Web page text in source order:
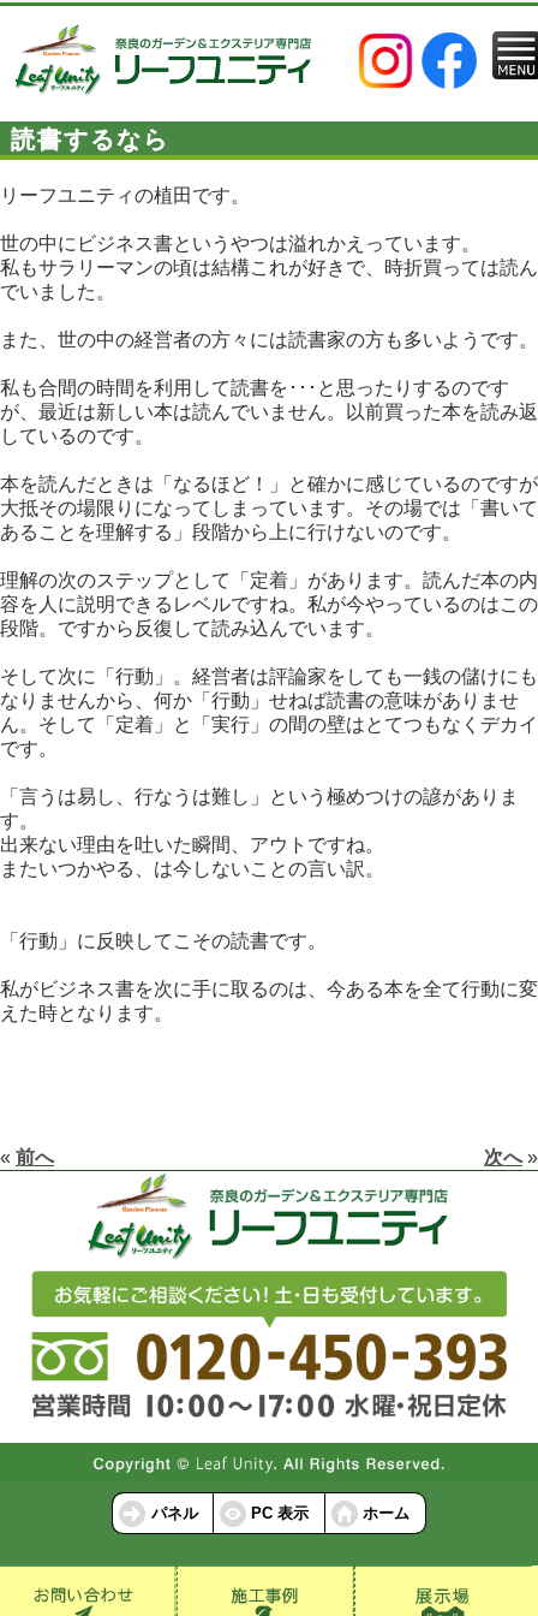
読書するなら
リーフユニティの植田です。
世の中にビジネス書というやつは溢れかえっています。
私もサラリーマンの頃は結構これが好きで、時折買っては読ん
でいました。
また、世の中の経営者の方々には読書家の方も多いようです。
私も合間の時間を利用して読書を･･･と思ったりするのです
が、最近は新しい本は読んでいません。以前買った本を読み返
しているのです。
本を読んだときは「なるほど！」と確かに感じているのですが
大抵その場限りになってしまっています。その場では「書いて
あることを理解する」段階から上に行けないのです。
理解の次のステップとして「定着」があります。読んだ本の内
容を人に説明できるレベルですね。私が今やっているのはこの
段階。ですから反復して読み込んでいます。
そして次に「行動」。経営者は評論家をしても一銭の儲けにも
なりませんから、何か「行動」せねば読書の意味がありませ
ん。そして「定着」と「実行」の間の壁はとてつもなくデカイ
です。
「言うは易し、行なうは難し」という極めつけの諺がありま
す。
出来ない理由を吐いた瞬間、アウトですね。
またいつかやる、は今しないことの言い訳。
「行動」に反映してこその読書です。
私がビジネス書を次に手に取るのは、今ある本を全て行動に変
えた時となります。
« 前へ 次へ»
パネル PC 表示 ホーム